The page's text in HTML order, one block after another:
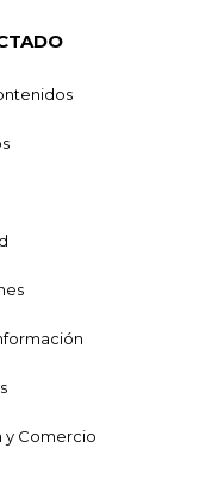
y Comercio